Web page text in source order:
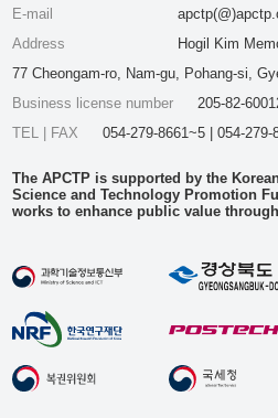
E-mail
Address
Hogil Kim
77 Cheongam-ro, Nam-gu, Pohang-si,
Business license number
205-82-
TEL | FAX
054-279-8661~5 | 054-279-
The APCTP is supported by the
Science and Technology Promotion
works to enhance public value